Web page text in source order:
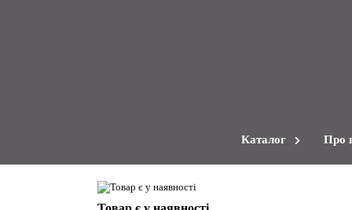
Каталог Про